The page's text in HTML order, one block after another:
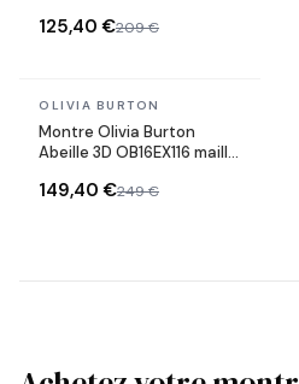
125,40 €209 €
En stock
OLIVIA BURTON
Montre Olivia Burton
Abeille 3D OB16EX116 maille
149,40 €249 €